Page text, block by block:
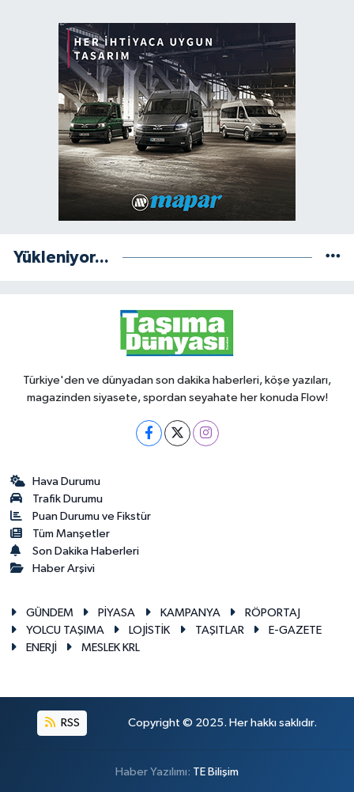
Yükleniyor...
Türkiye'den ve dünyadan son dakika haberleri, köşe yazıları,
magazinden siyasete, spordan seyahate her konuda Flow!
Hava Durumu
Trafik Durumu
Puan Durumu ve Fikstür
Tüm Manşetler
Son Dakika Haberleri
Haber Arşivi
GÜNDEM PİYASA KAMPANYA
RÖPORTAJ
YOLCU TAŞIMA
LOJİSTİK TAŞITLAR
E-GAZETE
ENERJİ
MESLEK KRL
RSS Copyright © 2025. Her hakkı saklıdır.
Haber Yazılımı: TE Bilişim